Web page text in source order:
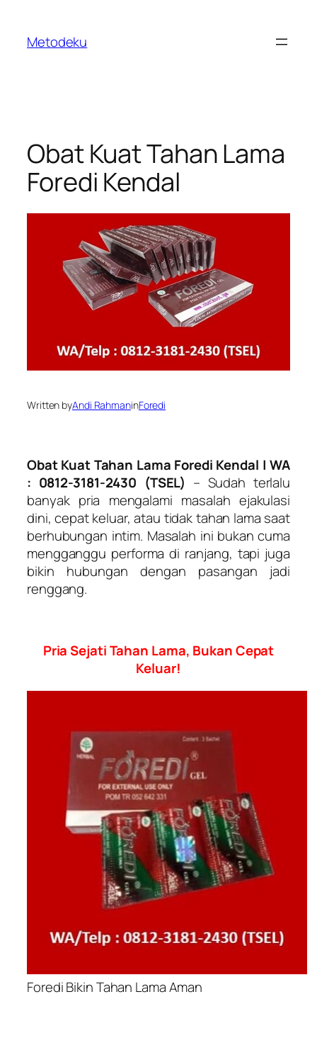
content
Metodeku
Obat Kuat Tahan Lama
Foredi Kendal
Written byAndi RahmaninForedi
Obat Kuat Tahan Lama Foredi Kendal | WA
: 0812-3181-2430 (TSEL) – Sudah terlalu
banyak pria mengalami masalah ejakulasi
dini, cepat keluar, atau tidak tahan lama saat
berhubungan intim. Masalah ini bukan cuma
mengganggu performa di ranjang, tapi juga
bikin hubungan dengan pasangan jadi
renggang.
Pria Sejati Tahan Lama, Bukan Cepat
Keluar!
Foredi Bikin Tahan Lama Aman